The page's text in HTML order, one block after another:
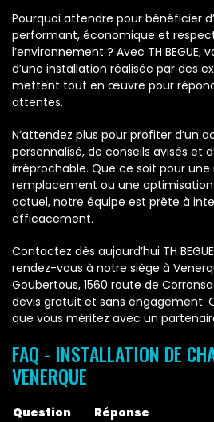
Pourquoi attendre pour bénéficier
performant, économique et
l’environnement ? Avec TH BEGUE,
d’une installation réalisée par des
mettent tout en œuvre pour
attentes.
N’attendez plus pour profiter d’un
personnalisé, de conseils avisés et
irréprochable. Que ce soit pour
remplacement ou une
actuel, notre équipe est prête à
efficacement.
Contactez dès aujourd’hui TH
rendez-vous à notre siège à
Goubertous, 1560 route de
devis gratuit et sans engagement.
que vous méritez avec un
FAQ - INSTALLATION DE
VENERQUE
Question
Réponse